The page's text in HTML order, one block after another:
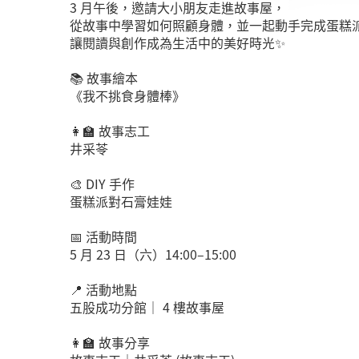
3 月午後，邀請大小朋友走進故事屋，
從故事中學習如何照顧身體，並一起動手完成蛋糕
讓閱讀與創作成為生活中的美好時光✨
📚 故事繪本
《我不挑食身體棒》
👩‍🏫 故事志工
井采苓
🎨 DIY 手作
蛋糕派對石膏娃娃
📅 活動時間
5 月 23 日（六）14:00–15:00
📍 活動地點
五股成功分館｜ 4 樓故事屋
👩‍🏫 故事分享